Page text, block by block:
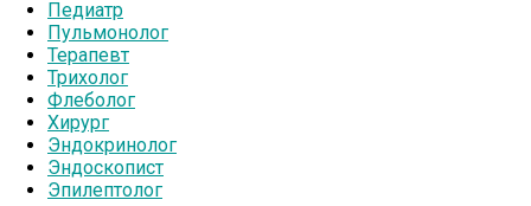
Педиатр
Пульмонолог
Терапевт
Трихолог
Флеболог
Хирург
Эндокринолог
Эндоскопист
Эпилептолог